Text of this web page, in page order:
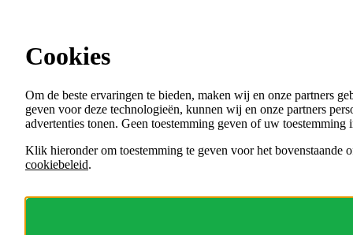
Menu
VACATURES
ORGANISATIES
overheden
Cookies
Om de beste ervaringen te bieden, maken wij en onze partners
geven voor deze technologieën, kunnen wij en onze partners
advertenties tonen. Geen toestemming geven of uw
Klik hieronder om toestemming te geven voor het bovenstaande
cookiebeleid.